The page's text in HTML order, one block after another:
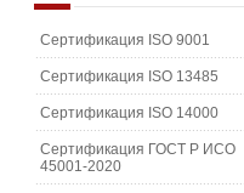
Сертификация ISO 9001
Сертификация ISO 13485
Сертификация ISO 14000
Сертификация ГОСТ Р ИСО
45001-2020